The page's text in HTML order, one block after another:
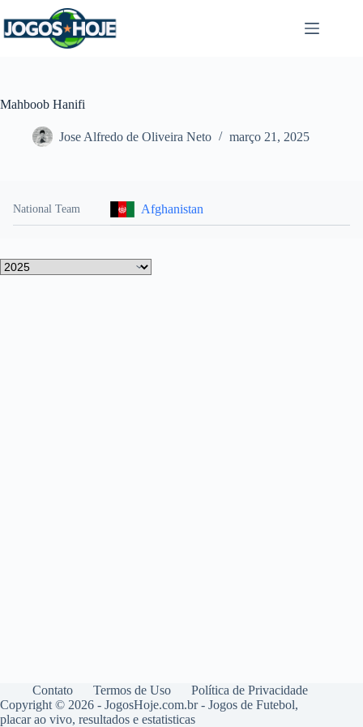
para
o
Mahboob Hanifi
Jose Alfredo de Oliveira Neto março 21, 2025
National Team Afghanistan
Contato Termos de Uso
Política de Privacidade
Copyright © 2026 - JogosHoje.com.br - Jogos de Futebol,
placar ao vivo, resultados e estatisticas